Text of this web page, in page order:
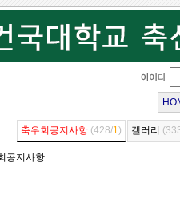
축우회공지사항 (428/1) 갤러리
공지사항